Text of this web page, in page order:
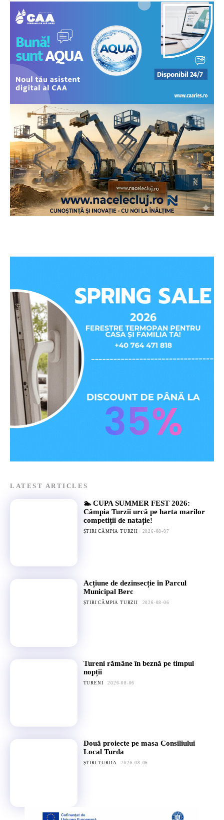
LATEST ARTICLES
🏊 CUPA SUMMER FEST 2026:
Câmpia Turzii urcă pe harta marilor
competiții de natație!
ȘTIRI CÂMPIA TURZII 2026-08-07
Acțiune de dezinsecție în Parcul
Municipal Berc
ȘTIRI CÂMPIA TURZII 2026-08-06
Tureni rămâne în beznă pe timpul
nopții
TURENI 2026-08-06
Două proiecte pe masa Consiliului
Local Turda
ȘTIRI TURDA 2026-08-06